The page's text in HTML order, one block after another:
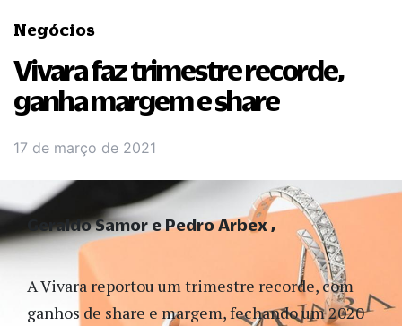
Negócios
Vivara faz trimestre recorde,
ganha margem e share
17 de março de 2021
A Vivara reportou um trimestre recorde, com
ganhos de share e margem, fechando um 2020
Geraldo Samor e Pedro Arbex